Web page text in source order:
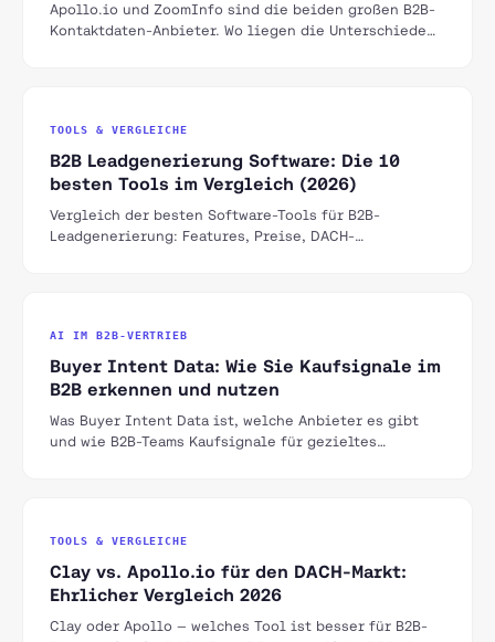
Apollo.io und ZoomInfo sind die beiden großen B2B-
Kontaktdaten-Anbieter. Wo liegen die Unterschiede
TOOLS & VERGLEICHE
B2B Leadgenerierung Software: Die 10
besten Tools im Vergleich (2026)
Vergleich der besten Software-Tools für B2B-
Leadgenerierung: Features, Preise, DACH-
AI IM B2B-VERTRIEB
Buyer Intent Data: Wie Sie Kaufsignale im
B2B erkennen und nutzen
Was Buyer Intent Data ist, welche Anbieter es gibt
und wie B2B-Teams Kaufsignale für gezieltes
TOOLS & VERGLEICHE
Clay vs. Apollo.io für den DACH-Markt:
Ehrlicher Vergleich 2026
Clay oder Apollo — welches Tool ist besser für B2B-